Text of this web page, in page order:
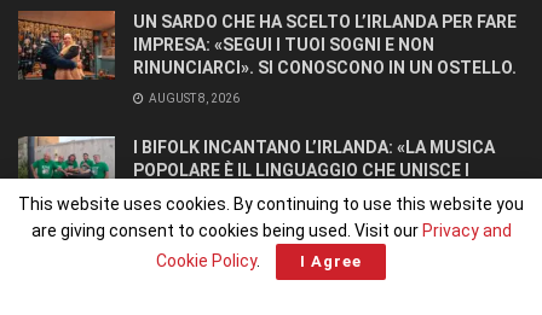
UN SARDO CHE HA SCELTO L’IRLANDA PER FARE
IMPRESA: «SEGUI I TUOI SOGNI E NON
RINUNCIARCI». SI CONOSCONO IN UN OSTELLO.
AUGUST 8, 2026
I BIFOLK INCANTANO L’IRLANDA: «LA MUSICA
POPOLARE È IL LINGUAGGIO CHE UNISCE I
POPOLI»
JULY 31, 2026
This website uses cookies. By continuing to use this website you
are giving consent to cookies being used. Visit our Privacy and
Cookie Policy. I Agree